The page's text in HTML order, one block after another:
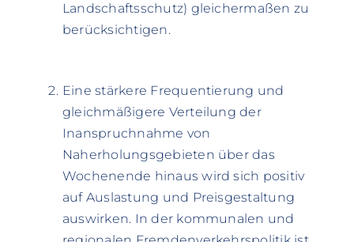
Landschaftsschutz) gleichermaßen zu
berücksichtigen.
Eine stärkere Frequentierung und
gleichmäßigere Verteilung der
Inanspruchnahme von
Naherholungsgebieten über das
Wochenende hinaus wird sich positiv
auf Auslastung und Preisgestaltung
auswirken. In der kommunalen und